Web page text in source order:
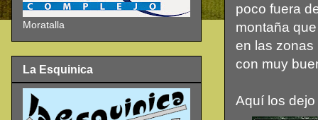
poco fuera
montaña
en las zonas
con muy
Aquí los
Moratalla
La Esquinica